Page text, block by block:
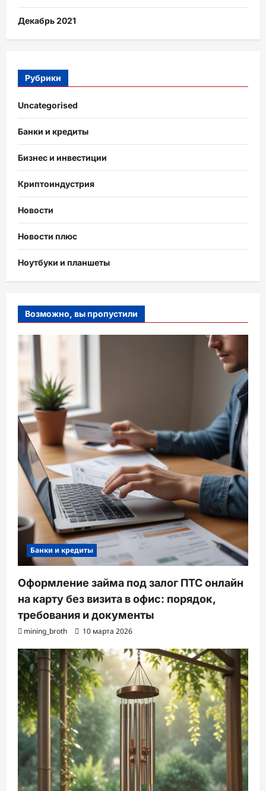
Декабрь 2021
Рубрики
Uncategorised
Банки и кредиты
Бизнес и инвестиции
Криптоиндустрия
Новости
Новости плюс
Ноутбуки и планшеты
Возможно, вы пропустили
Банки и кредиты
Оформление займа под залог ПТС онлайн
на карту без визита в офис: порядок,
требования и документы
mining_broth 10 марта 2026